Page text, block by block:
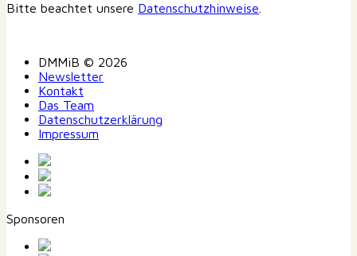
Bitte beachtet unsere Datenschutzhinweise
DMMiB © 2026
Newsletter
Kontakt
Das Team
Datenschutzerklärung
Impressum
Sponsoren